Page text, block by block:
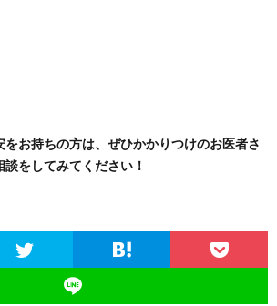
をお持ちの方は、ぜひかかりつけのお医者さ
をしてみてください！